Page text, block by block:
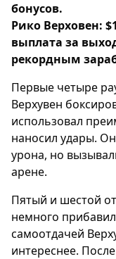
бонусов.
Рико Верховен:
выплата за
рекордным
Первые четыре
Верхувен
использовал
наносил удары.
урона, но
арене.
Пятый и шестой
немного
самоотдачей
интереснее.